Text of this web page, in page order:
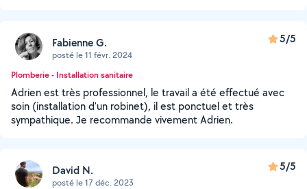
Fabienne G.
posté le 11 févr. 2024
5/5
Plomberie - Installation sanitaire
Adrien est très professionnel, le travail a été effectué avec
soin (installation d'un robinet), il est ponctuel et très
sympathique. Je recommande vivement Adrien.
David N.
posté le 17 déc. 2023
5/5